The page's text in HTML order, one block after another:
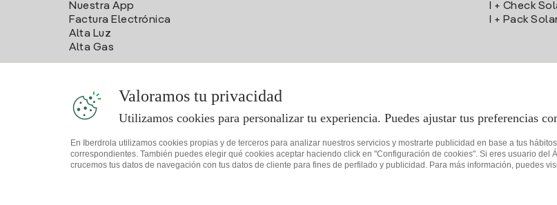
Nuestra App
Factura Electrónica
Alta Luz
Alta Gas
I + Check
I + Pack
Valoramos tu privacidad
Utilizamos cookies para personalizar tu experiencia. Puedes ajustar tus preferencias
En Iberdrola utilizamos cookies propias y de terceros para analizar nuestros servicios y mostrarte publicidad en base a tus
correspondientes. También puedes elegir qué cookies aceptar haciendo click en "Configuración de cookies". Si eres usuario del
crucemos tus datos de navegación con tus datos de cliente para fines de perfilado y publicidad. Para más información, puedes